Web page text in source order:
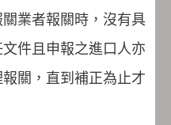
業者報關時，沒有具
件且申報之進口人亦
關，直到補正為止才